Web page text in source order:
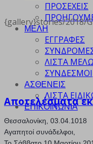
ΠΡΟΣΕΧΕΙΣ
ΜΕΛΗ
ΕΓΓΡΑΦΕΣ
ΛΙΣΤΑ
ΣΥΝΔΕΣΜΟΙ
ΑΣΘΕΝΕΙΣ
ΛΙΣΤΑ
ΕΠΙΚΟΙΝΩΝΙΑ
{gallery}stories/2018/
Αποτελέσματα
Θεσσαλονίκη, 03.04.1018
Αγαπητοί συνάδελφοι,